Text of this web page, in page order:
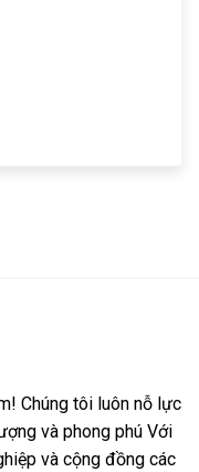
Chúng tôi luôn nỗ lực
và phong phú Với
và cộng đồng các